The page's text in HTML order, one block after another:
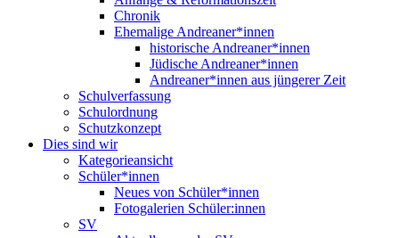
Chronik
Ehemalige Andreaner*innen
historische Andreaner*innen
Jüdische Andreaner*innen
Andreaner*innen aus jüngerer Zeit
Schulverfassung
Schulordnung
Schutzkonzept
Dies sind wir
Kategorieansicht
Schüler*innen
Neues von Schüler*innen
Fotogalerien Schüler:innen
SV